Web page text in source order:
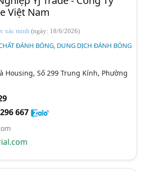
Việt Nam
xác minh(ngày: 18/6/2026)
ĐÁNH BÓNG, DUNG DỊCH ĐÁNH BÓNG
Housing, Số 299 Trung Kính, Phường
667